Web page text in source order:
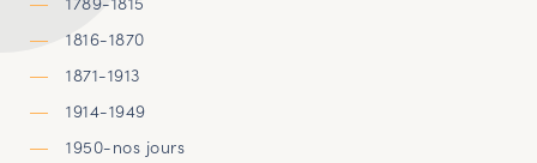
1816-1870
1871-1913
1914-1949
1950-nos jours